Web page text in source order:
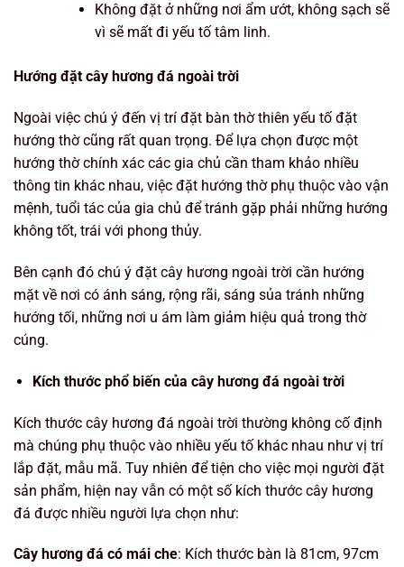
Không đặt ở những nơi ẩm ướt, không sạch sẽ
vì sẽ mất đi yếu tố tâm linh.
Hướng đặt cây hương đá ngoài trời
Ngoài việc chú ý đến vị trí đặt bàn thờ thiên yếu tố đặt
hướng thờ cũng rất quan trọng. Để lựa chọn được một
hướng thờ chính xác các gia chủ cần tham khảo nhiều
thông tin khác nhau, việc đặt hướng thờ phụ thuộc vào vận
mệnh, tuổi tác của gia chủ để tránh gặp phải những hướng
không tốt, trái với phong thủy.
Bên cạnh đó chú ý đặt cây hương ngoài trời cần hướng
mặt về nơi có ánh sáng, rộng rãi, sáng sủa tránh những
hướng tối, những nơi u ám làm giảm hiệu quả trong thờ
cúng.
Kích thước phổ biến của cây hương đá ngoài trời
Kích thước cây hương đá ngoài trời thường không cố định
mà chúng phụ thuộc vào nhiều yếu tố khác nhau như vị trí
lắp đặt, mẫu mã. Tuy nhiên để tiện cho việc mọi người đặt
sản phẩm, hiện nay vẫn có một số kích thước cây hương
đá được nhiều người lựa chọn như:
Cây hương đá có mái che: Kích thước bàn là 81cm, 97cm